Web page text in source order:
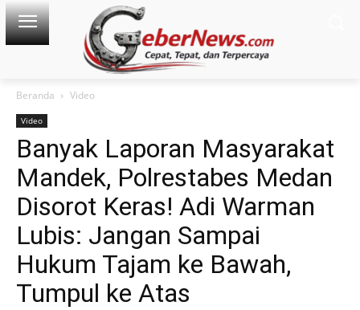
Beranda Video
Video
Banyak Laporan Masyarakat
Mandek, Polrestabes Medan
Disorot Keras! Adi Warman
Lubis: Jangan Sampai
Hukum Tajam ke Bawah,
Tumpul ke Atas